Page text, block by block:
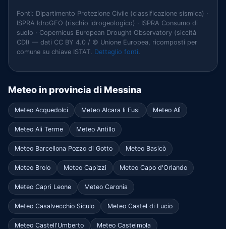
Fonti: Dipartimento Protezione Civile (classificazione sismica) ·
ISPRA IdroGEO (rischio idrogeologico) · ISPRA Consumo di
suolo · Copernicus European Drought Observatory (siccità
CDI) — dati CC BY 4.0 / © Unione Europea, ricomposti per
comune su chiave ISTAT. Dettaglio fonti.
Meteo in provincia di Messina
Meteo Acquedolci Meteo Alcara li Fusi Meteo Alì
Meteo Alì Terme Meteo Antillo
Meteo Barcellona Pozzo di Gotto Meteo Basicò
Meteo Brolo Meteo Capizzi Meteo Capo d'Orlando
Meteo Capri Leone Meteo Caronia
Meteo Casalvecchio Siculo Meteo Castel di Lucio
Meteo Castell'Umberto Meteo Castelmola